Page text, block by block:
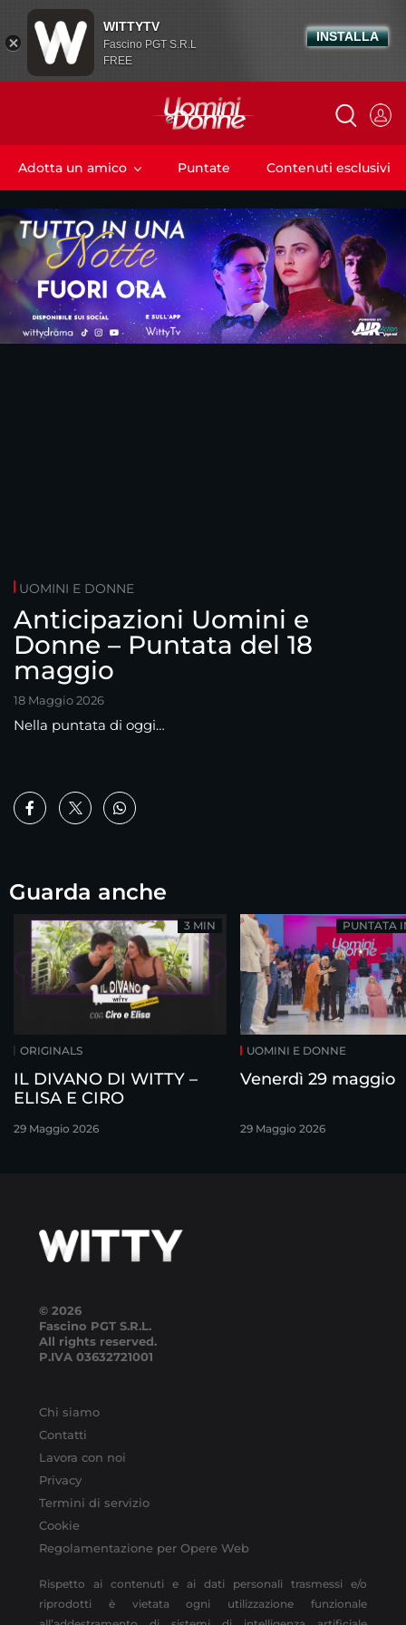
Adotta un amico Puntate Contenuti esclusivi
UOMINI E DONNE
Anticipazioni Uomini e
Donne – Puntata del 18
maggio
18 Maggio 2026
Nella puntata di oggi…
Guarda anche
ORIGINALS
IL DIVANO DI WITTY –
ELISA E CIRO
29 Maggio 2026
3 MIN
UOMINI E DONNE
Venerdì 29 maggio
29 Maggio 2026
PUNTATA
© 2026
Fascino PGT S.R.L.
All rights reserved.
P.IVA 03632721001
Chi siamo
Contatti
Lavora con noi
Privacy
Termini di servizio
Cookie
Regolamentazione per Opere Web
Rispetto ai contenuti e ai dati personali trasmessi e/o
riprodotti è vietata ogni utilizzazione funzionale
WITTYTV
Fascino PGT S.R.L
FREE
INSTALLA